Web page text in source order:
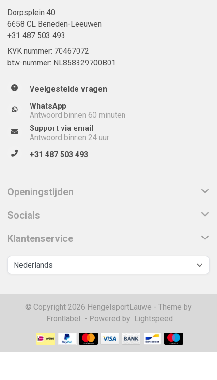
Dorpsplein 40
6658 CL Beneden-Leeuwen
+31 487 503 493
KVK nummer: 70467072
btw-nummer: NL858329700B01
Veelgestelde vragen
WhatsApp
Antwoord binnen 60 minuten
Support via email
Antwoord binnen 24 uur
+31 487 503 493
Openingstijden
Socials
Klantenservice
© Copyright 2026 HengelsportLauwe - Theme by
Frontlabel
- Powered by Lightspeed